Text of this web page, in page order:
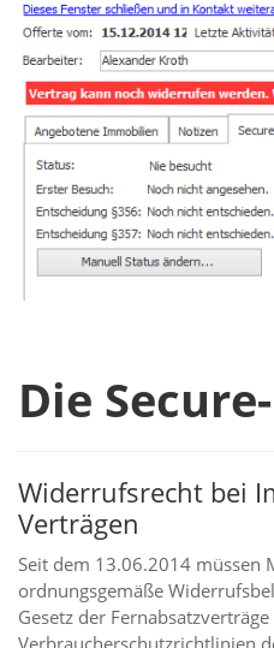
Die
Widerrufsrecht bei
Verträgen
Seit dem 13.06.2014 müssen
ordnungsgemäße
Gesetz der
Verbraucherschutzrichtlinien